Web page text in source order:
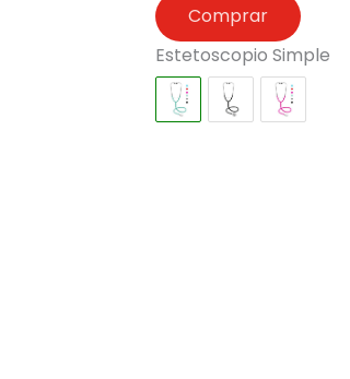
Comprar
Estetoscopio Simple